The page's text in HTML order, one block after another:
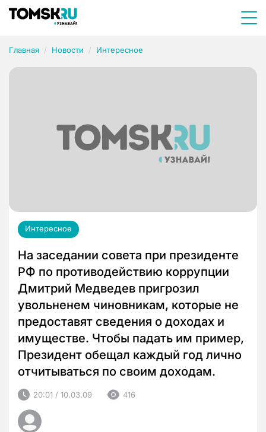
Главная Новости Интересное
Интересное
На заседании совета при президенте
РФ по противодействию коррупции
Дмитрий Медведев пригрозил
увольненем чиновникам, которые не
предоставят сведения о доходах и
имуществе. Чтобы падать им пример,
Президент обещал каждый год лично
отчитываться по своим доходам.
20:01 / 10.03.09 416